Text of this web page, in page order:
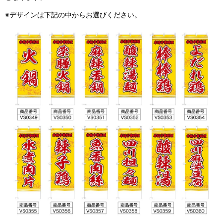
※デザインは下記の中からお選びください。